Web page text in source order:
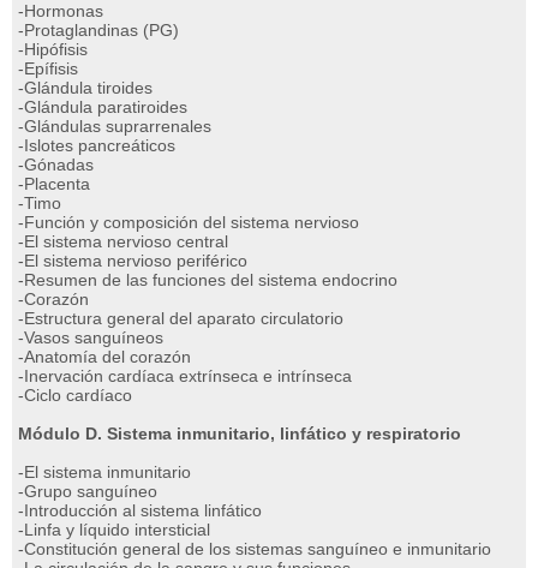
-Hormonas
-Protaglandinas (PG)
-Hipófisis
-Epífisis
-Glándula tiroides
-Glándula paratiroides
-Glándulas suprarrenales
-Islotes pancreáticos
-Gónadas
-Placenta
-Timo
-Función y composición del sistema nervioso
-El sistema nervioso central
-El sistema nervioso periférico
-Resumen de las funciones del sistema endocrino
-Corazón
-Estructura general del aparato circulatorio
-Vasos sanguíneos
-Anatomía del corazón
-Inervación cardíaca extrínseca e intrínseca
-Ciclo cardíaco
Módulo D. Sistema inmunitario, linfático y respiratorio
-El sistema inmunitario
-Grupo sanguíneo
-Introducción al sistema linfático
-Linfa y líquido intersticial
-Constitución general de los sistemas sanguíneo e inmunitario